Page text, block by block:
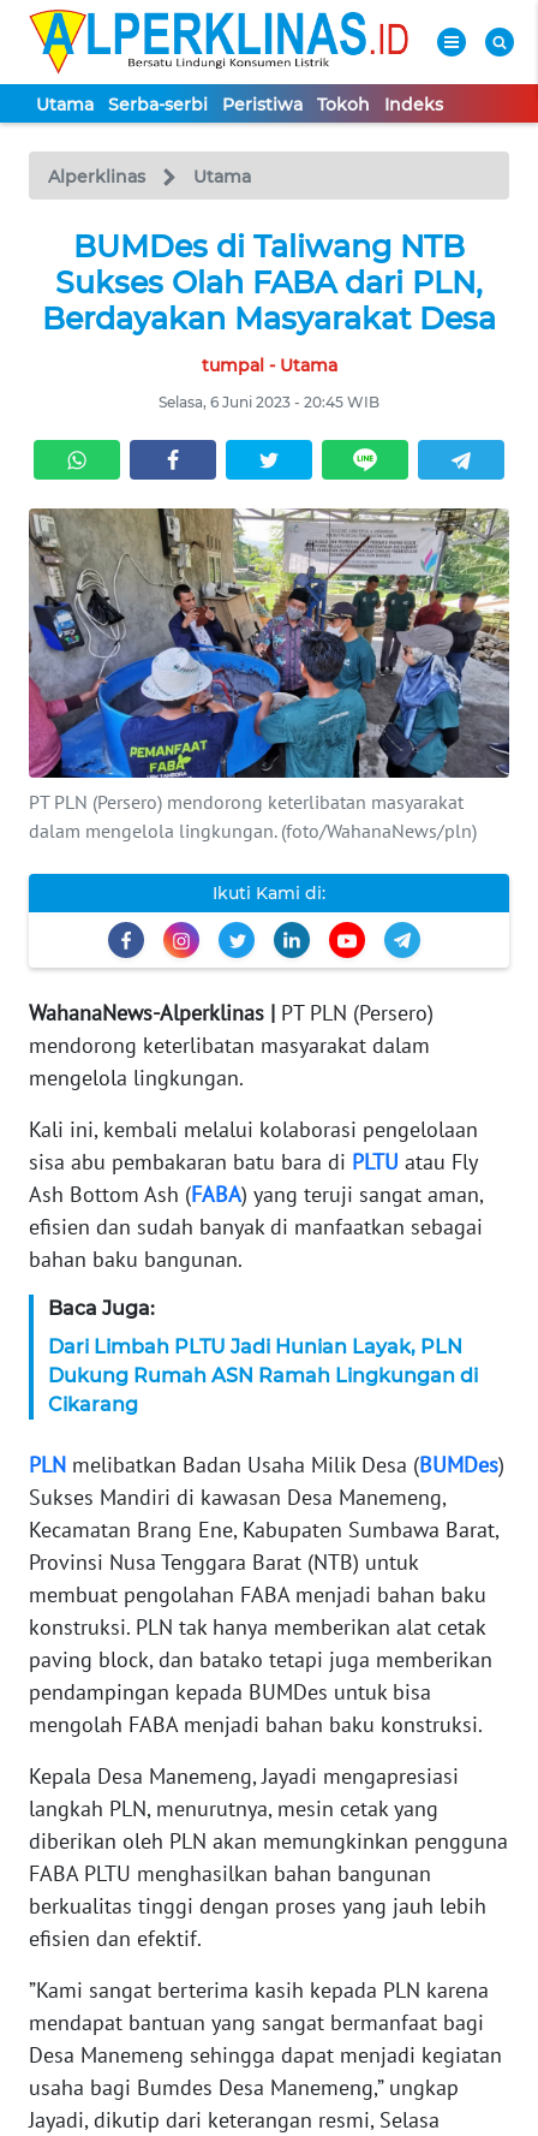
Utama Serba-serbi Peristiwa Tokoh Indeks
Alperklinas Utama
BUMDes di Taliwang NTB
Sukses Olah FABA dari PLN,
Berdayakan Masyarakat Desa
tumpal - Utama
Selasa, 6 Juni 2023 - 20:45 WIB
PT PLN (Persero) mendorong keterlibatan masyarakat
dalam mengelola lingkungan. (foto/WahanaNews/pln)
Ikuti Kami di:
WahanaNews-Alperklinas | PT PLN (Persero)
mendorong keterlibatan masyarakat dalam
mengelola lingkungan.
Kali ini, kembali melalui kolaborasi pengelolaan
sisa abu pembakaran batu bara di PLTU atau Fly
Ash Bottom Ash (FABA) yang teruji sangat aman,
efisien dan sudah banyak di manfaatkan sebagai
bahan baku bangunan.
Baca Juga:
Dari Limbah PLTU Jadi Hunian Layak, PLN
Dukung Rumah ASN Ramah Lingkungan di
Cikarang
PLN melibatkan Badan Usaha Milik Desa (BUMDes)
Sukses Mandiri di kawasan Desa Manemeng,
Kecamatan Brang Ene, Kabupaten Sumbawa Barat,
Provinsi Nusa Tenggara Barat (NTB) untuk
membuat pengolahan FABA menjadi bahan baku
konstruksi. PLN tak hanya memberikan alat cetak
paving block, dan batako tetapi juga memberikan
pendampingan kepada BUMDes untuk bisa
mengolah FABA menjadi bahan baku konstruksi.
Kepala Desa Manemeng, Jayadi mengapresiasi
langkah PLN, menurutnya, mesin cetak yang
diberikan oleh PLN akan memungkinkan pengguna
FABA PLTU menghasilkan bahan bangunan
berkualitas tinggi dengan proses yang jauh lebih
efisien dan efektif.
”Kami sangat berterima kasih kepada PLN karena
mendapat bantuan yang sangat bermanfaat bagi
Desa Manemeng sehingga dapat menjadi kegiatan
usaha bagi Bumdes Desa Manemeng,” ungkap
Jayadi, dikutip dari keterangan resmi, Selasa
TV
Tutup
UTAMA
SERBA-
SERBI
TOKOH
Informasi
INDEKS
BERITA
KONTAK
KAMI
INFO
IKLAN
KAMI
PEDOMAN
MEDIA
REDAKSI
KARIR
DISCLAIMER
Wahana
News
Regional
WN
SUMUT
JAKARTA
WN
JABAR
WN
BANTEN
NTT
WN
KEPRI
PAPUA
WN
PAPUA
BARAT
WN
RIAU